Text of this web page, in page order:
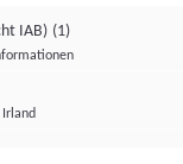
IAB) (1)